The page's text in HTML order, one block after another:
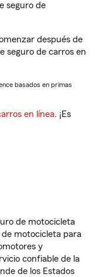
seguro de
después de
seguro de carros en
basados en primas
en línea. ¡Es
de motocicleta
de motocicleta para
y
confiable de la
de los Estados